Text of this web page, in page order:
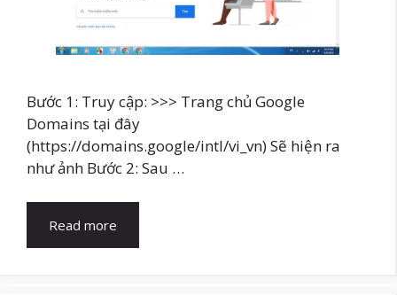
Bước 1: Truy cập: >>> Trang chủ Google
Domains tại đây
(https://domains.google/intl/vi_vn) Sẽ hiện ra
như ảnh Bước 2: Sau …
Read more